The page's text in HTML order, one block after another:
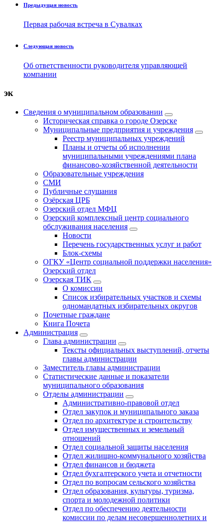
Предыдущая новость
Первая рабочая встреча в Сувалках
Следующая новость
Об ответственности руководителя управляющей
компании
эк
Сведения о муниципальном образовании
Историческая справка о городе Озерске
Муниципальные предприятия и учреждения
Реестр муниципальных учреждений
Планы и отчеты об исполнении
муниципальными учреждениями плана
финансово-хозяйственной деятельности
Образовательные учреждения
СМИ
Публичные слушания
Озёрская ЦРБ
Озерский отдел МФЦ
Озерский комплексный центр социального
обслуживания населения
Новости
Перечень государственных услуг и работ
Блок-схемы
ОГКУ «Центр социальной поддержки населения»
Озерский отдел
Озерская ТИК
О комиссии
Список избирательных участков и схемы
одномандатных избирательных округов
Почетные граждане
Книга Почета
Администрация
Глава администрации
Тексты официальных выступлений, отчеты
главы администрации
Заместитель главы администрации
Статистические данные и показатели
муниципального образования
Отделы администрации
Административно-правовой отдел
Отдел закупок и муниципального заказа
Отдел по архитектуре и строительству
Отдел имущественных и земельный
отношений
Отдел социальной защиты населения
Отдел жилищно-коммунального хозяйства
Отдел финансов и бюджета
Отдел бухгалтерского учета и отчетности
Отдел по вопросам сельского хозяйства
Отдел образования, культуры, туризма,
спорта и молодежной политики
Отдел по обеспечению деятельности
комиссии по делам несовершеннолетних и